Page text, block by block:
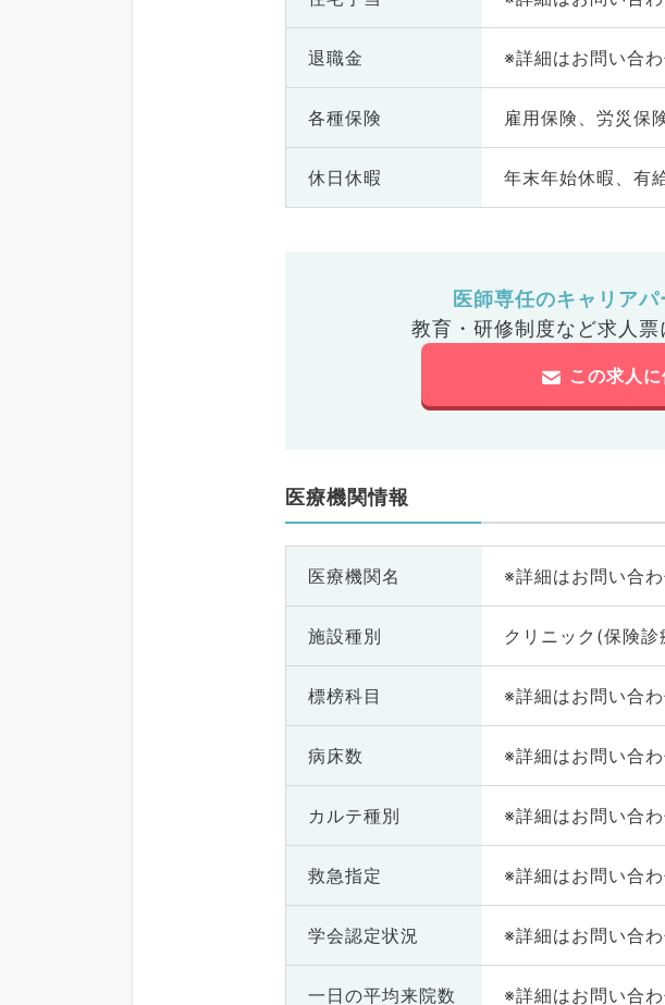
退職金 ※詳細はお問い合
各種保険 雇用保険、労災保
休日休暇 年末年始休暇、有
医師専任のキャリアパ
教育・研修制度など求人票
この求人
医療機関情報
医療機関名 ※詳細はお問い合
施設種別 クリニック(保険診
標榜科目 ※詳細はお問い合
病床数 ※詳細はお問い合
カルテ種別 ※詳細はお問い合
救急指定 ※詳細はお問い合
学会認定状況 ※詳細はお問い合
一日の平均来院数 ※詳細はお問い合